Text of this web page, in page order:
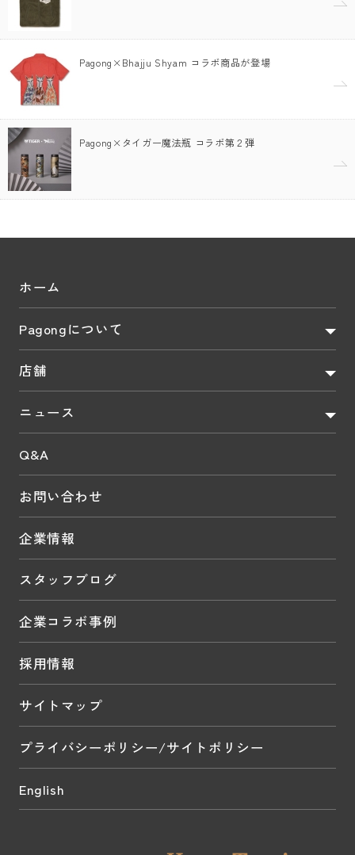
Pagong×Bhajju Shyam コラボ商品が登場
Pagong×タイガー魔法瓶 コラボ第２弾
ホーム
Pagongについて
店舗
ニュース
Q&A
お問い合わせ
企業情報
スタッフブログ
企業コラボ事例
採用情報
サイトマップ
プライバシーポリシー/サイトポリシー
English